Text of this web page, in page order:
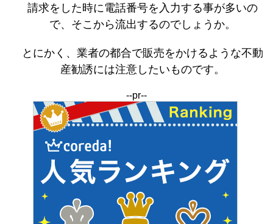
請求をした時に電話番号を入力する事が多いの
で、そこから流出するのでしょうか。
とにかく、業者の都合で販売をかけるような不動
産勧誘には注意したいものです。
--pr--